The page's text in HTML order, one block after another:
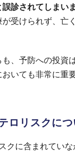
診されてしまい
が受けられず、亡
、予防への投資
いても非常に重
ロリスクにつ
クに含まれてい